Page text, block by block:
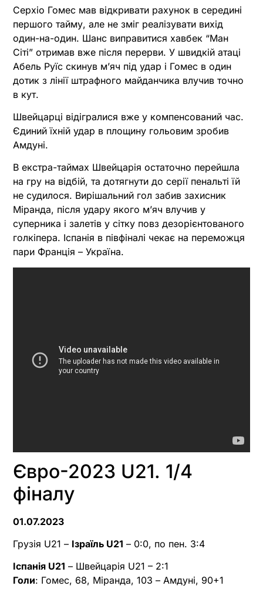
Серхіо Гомес мав відкривати рахунок в середині
першого тайму, але не зміг реалізувати вихід
один-на-один. Шанс виправитися хавбек “Ман
Сіті” отримав вже після перерви. У швидкій атаці
Абель Руїс скинув м’яч під удар і Гомес в один
дотик з лінії штрафного майданчика влучив точно
в кут.
Швейцарці відігралися вже у компенсований час.
Єдиний їхній удар в площину гольовим зробив
Амдуні.
В екстра-таймах Швейцарія остаточно перейшла
на гру на відбій, та дотягнути до серії пенальті їй
не судилося. Вирішальний гол забив захисник
Міранда, після удару якого м’яч влучив у
суперника і залетів у сітку повз дезорієнтованого
голкіпера. Іспанія в півфіналі чекає на переможця
пари Франція – Україна.
Євро-2023 U21. 1/4
фіналу
01.07.2023
Грузія U21 – Ізраїль U21 – 0:0, по пен. 3:4
Іспанія U21 – Швейцарія U21 – 2:1
Голи: Гомес, 68, Міранда, 103 – Амдуні, 90+1